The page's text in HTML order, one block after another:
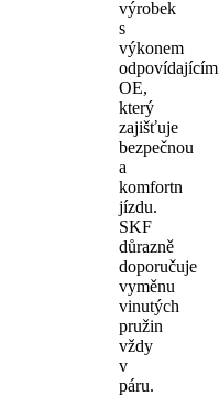
výrobek
s
výkonem
odpovídajícím
OE,
který
zajišťuje
bezpečnou
a
komfortn
jízdu.
SKF
důrazně
doporučuje
vyměnu
vinutých
pružin
vždy
v
páru.